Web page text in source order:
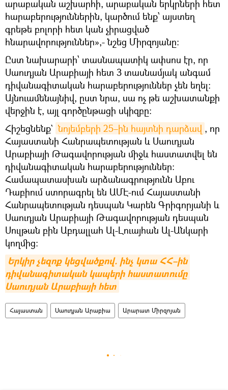
արաբական աշխարհի, արաբական երկրների հետ
հարաբերություններին, կարծում ենք՝ այստեղ
գրեթե բոլորի հետ կան չիրացված
հնարավորություններ»,- նշեց Միրզոյանը։
Ըստ նախարարի՝ տասնապատիկ ափսոս էր, որ
Սաուդյան Արաբիայի հետ 3 տասնամյակ անգամ
դիվանագիտական հարաբերություններ չեն եղել։
Այնուամենայնիվ, ըստ նրա, սա ոչ թե աշխատանքի
վերջին է, այլ գործընթացի սկիզբը։
Հիշեցնենք` նոյեմբերի 25–ին հայտնի դարձավ , որ
Հայաստանի Հանրապետության և Սաուդյան
Արաբիայի Թագավորության միջև հաստատվել են
դիվանագիտական հարաբերություններ։
Համապատասխան արձանագրությունն Աբու
Դաբիում ստորագրել են ԱՄԷ-ում Հայաստանի
Հանրապետության դեսպան Կարեն Գրիգորյանի և
Սաուդյան Արաբիայի Թագավորության դեսպան
Սուլթան բին Աբդալլահ Ալ-Լուայհան Ալ-Անկարի
կողմից:
Երկիր չեզոք կեցվածքով. ինչ կտա ՀՀ–ին
դիվանագիտական կապերի հաստատումը
Սաուդյան Արաբիայի հետ
Հայաստան Սաուդյան Արաբիա Արարատ Միրզոյան